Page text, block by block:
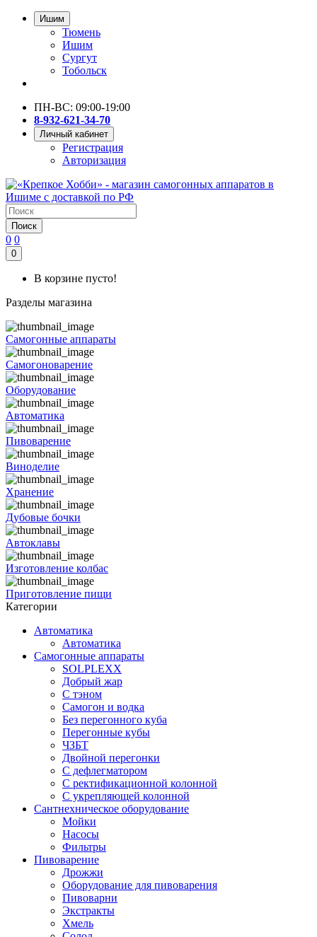
Ишим
Тюмень
Ишим
Сургут
Тобольск
ПН-ВС: 09:00-19:00
8-932-621-34-70
Личный кабинет
Регистрация
Авторизация
Поиск
0 0
0
В корзине пусто!
Разделы магазина
Самогонные аппараты
Самогоноварение
Оборудование
Автоматика
Пивоварение
Виноделие
Хранение
Дубовые бочки
Автоклавы
Изготовление колбас
Приготовление пищи
Категории
Автоматика
Автоматика
Самогонные аппараты
SOLPLEXX
Добрый жар
С тэном
Самогон и водка
Без перегонного куба
Перегонные кубы
ЧЗБТ
Двойной перегонки
С дефлегматором
С ректификационной колонной
С укрепляющей колонной
Сантнехническое оборудование
Мойки
Насосы
Фильтры
Пивоварение
Дрожжи
Оборудование для пивоварения
Пивоварни
Экстракты
Хмель